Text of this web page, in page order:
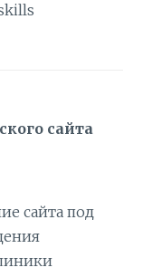
сайта
сайта под